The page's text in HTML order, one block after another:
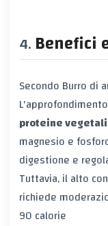
Benefici
Secondo Burro di
proteine vegetali
magnesio e
digestione e
Tuttavia, il alto
richiede
90 calorie